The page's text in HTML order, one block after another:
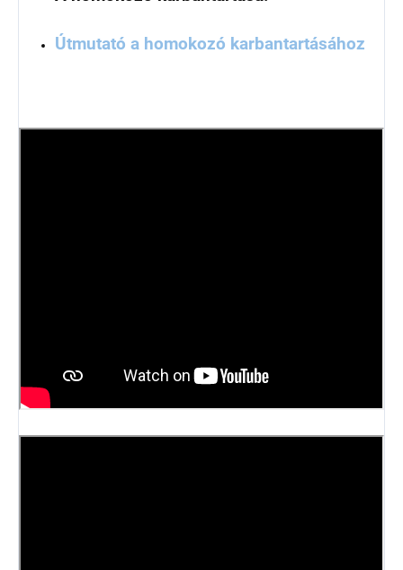
Útmutató a homokozó karbantartásához